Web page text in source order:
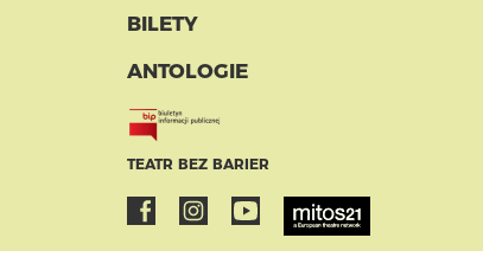
BILETY
ANTOLOGIE
TEATR BEZ BARIER